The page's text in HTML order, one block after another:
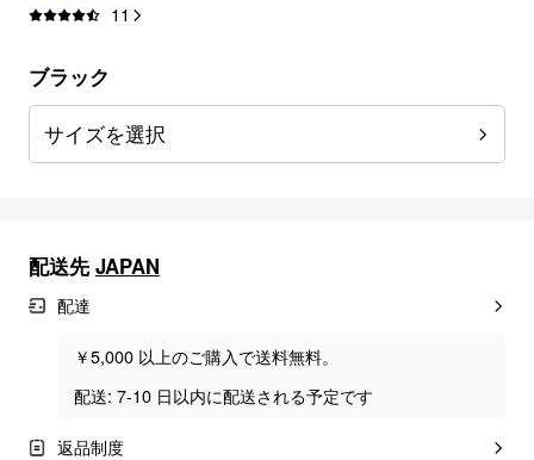
11
ブラック
サイズを選択
配送先 JAPAN
配達
￥5,000 以上のご購入で送料無料。
配送: 7-10 日以内に配送される予定です
返品制度